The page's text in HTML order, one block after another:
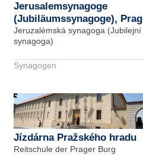
Jerusalemsynagoge
(Jubiläumssynagoge), Prag
Jeruzalémská synagoga (Jubilejní
synagoga)
Synagogen
Jízdárna Pražského hradu
Reitschule der Prager Burg